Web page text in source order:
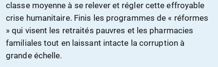
classe moyenne à se relever et régler cette effroyable
crise humanitaire. Finis les programmes de « réformes
» qui visent les retraités pauvres et les pharmacies
familiales tout en laissant intacte la corruption à
grande échelle.